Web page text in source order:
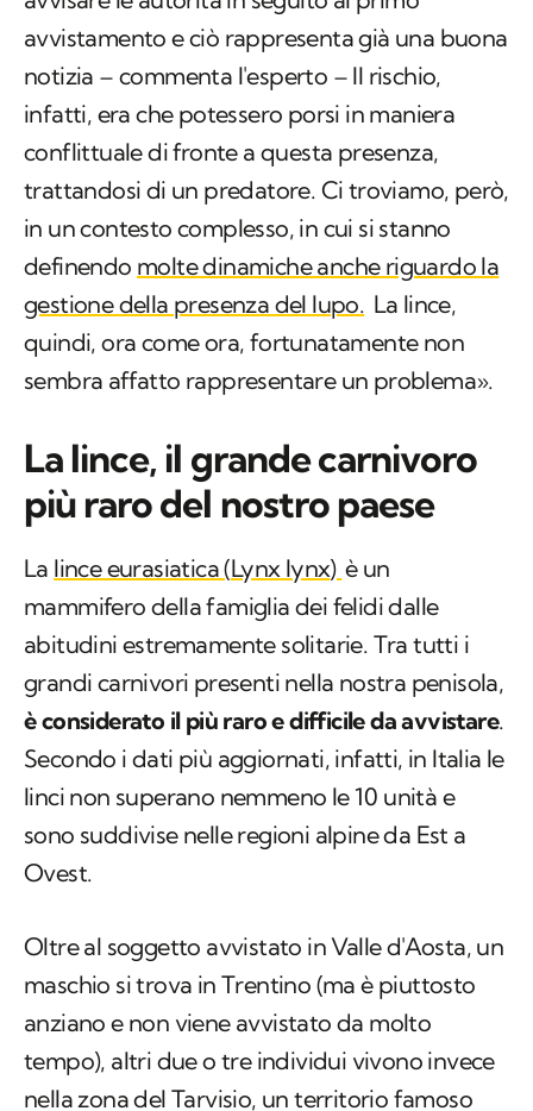
avvistamento e ciò rappresenta già una buona
notizia – commenta l'esperto – Il rischio,
infatti, era che potessero porsi in maniera
conflittuale di fronte a questa presenza,
trattandosi di un predatore. Ci troviamo, però,
in un contesto complesso, in cui si stanno
definendo molte dinamiche anche riguardo la
gestione della presenza del lupo. La lince,
quindi, ora come ora, fortunatamente non
sembra affatto rappresentare un problema».
La lince, il grande carnivoro
più raro del nostro paese
La lince eurasiatica (Lynx lynx) è un
mammifero della famiglia dei felidi dalle
abitudini estremamente solitarie. Tra tutti i
grandi carnivori presenti nella nostra penisola,
è considerato il più raro e difficile da avvistare.
Secondo i dati più aggiornati, infatti, in Italia le
linci non superano nemmeno le 10 unità e
sono suddivise nelle regioni alpine da Est a
Ovest.
Oltre al soggetto avvistato in Valle d'Aosta, un
maschio si trova in Trentino (ma è piuttosto
anziano e non viene avvistato da molto
tempo), altri due o tre individui vivono invece
nella zona del Tarvisio, un territorio famoso